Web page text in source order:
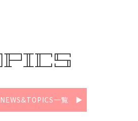
NEWS&TOPICS一覧 ▶